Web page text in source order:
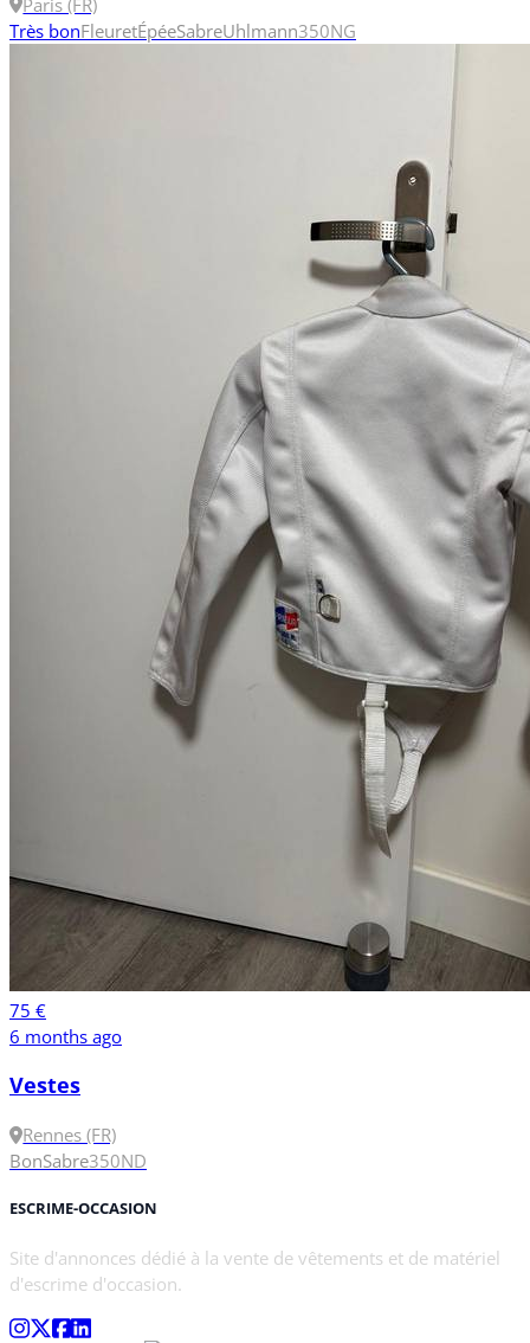
Très bonFleuretÉpéeSabreUhlmann350NG
75 €
6 months ago
Vestes
Rennes (FR)
BonSabre350ND
ESCRIME-OCCASION
Site d'annonces dédié à la vente de vêtements et de matériel
d'escrime d'occasion.